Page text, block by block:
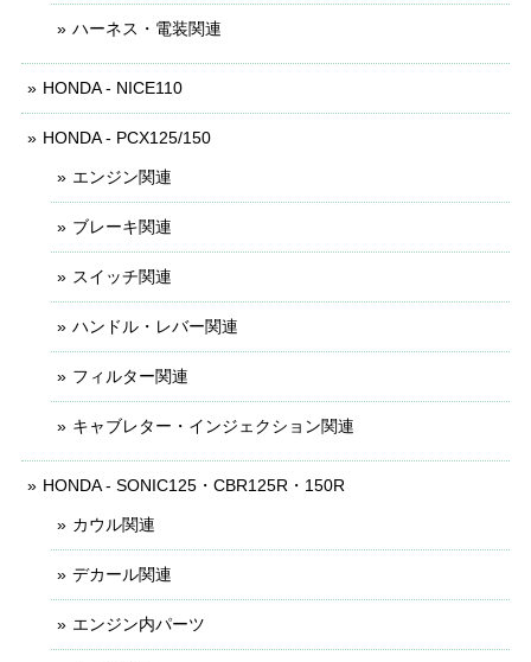
ハーネス・電装関連
HONDA - NICE110
HONDA - PCX125/150
エンジン関連
ブレーキ関連
スイッチ関連
ハンドル・レバー関連
フィルター関連
キャブレター・インジェクション関連
HONDA - SONIC125・CBR125R・150R
カウル関連
デカール関連
エンジン内パーツ